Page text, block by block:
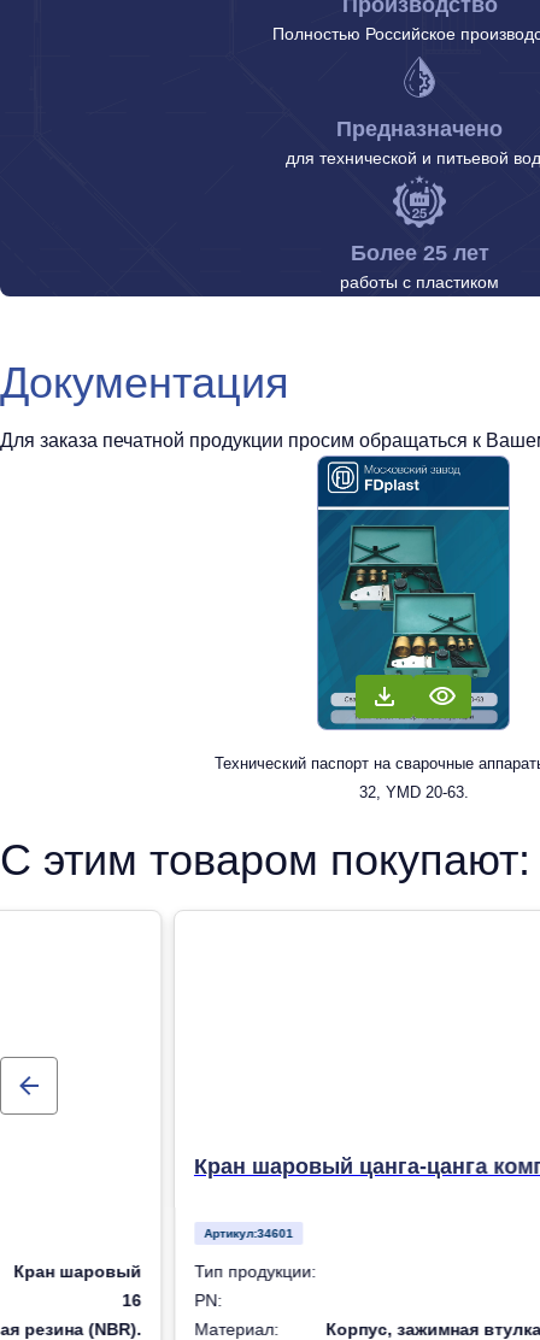
Полностью Российское
Предназначено
для технической и питьевой
Более 25 лет
работы с пластиком
Документация
Для заказа печатной продукции просим обращаться к
Технический паспорт на сварочные
32, YMD 20-63.
С этим товаром покупают:
Кран шаровый
16
резина (NBR).
Кран шаровый цанга-цанга
Артикул:34601
Тип продукции:
PN:
Материал:
Корпус, зажимная